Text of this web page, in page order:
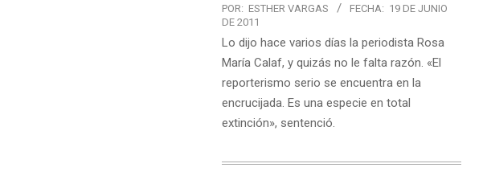
POR: ESTHER VARGAS FECHA: 19 DE JUNIO
DE 2011
Lo dijo hace varios días la periodista Rosa
María Calaf, y quizás no le falta razón. «El
reporterismo serio se encuentra en la
encrucijada. Es una especie en total
extinción», sentenció.